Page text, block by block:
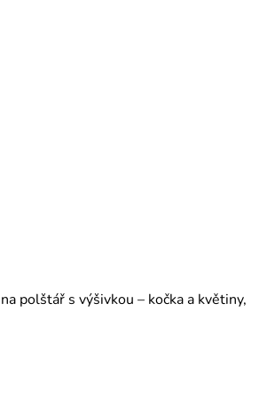
polštář s výšivkou – kočka a květiny,